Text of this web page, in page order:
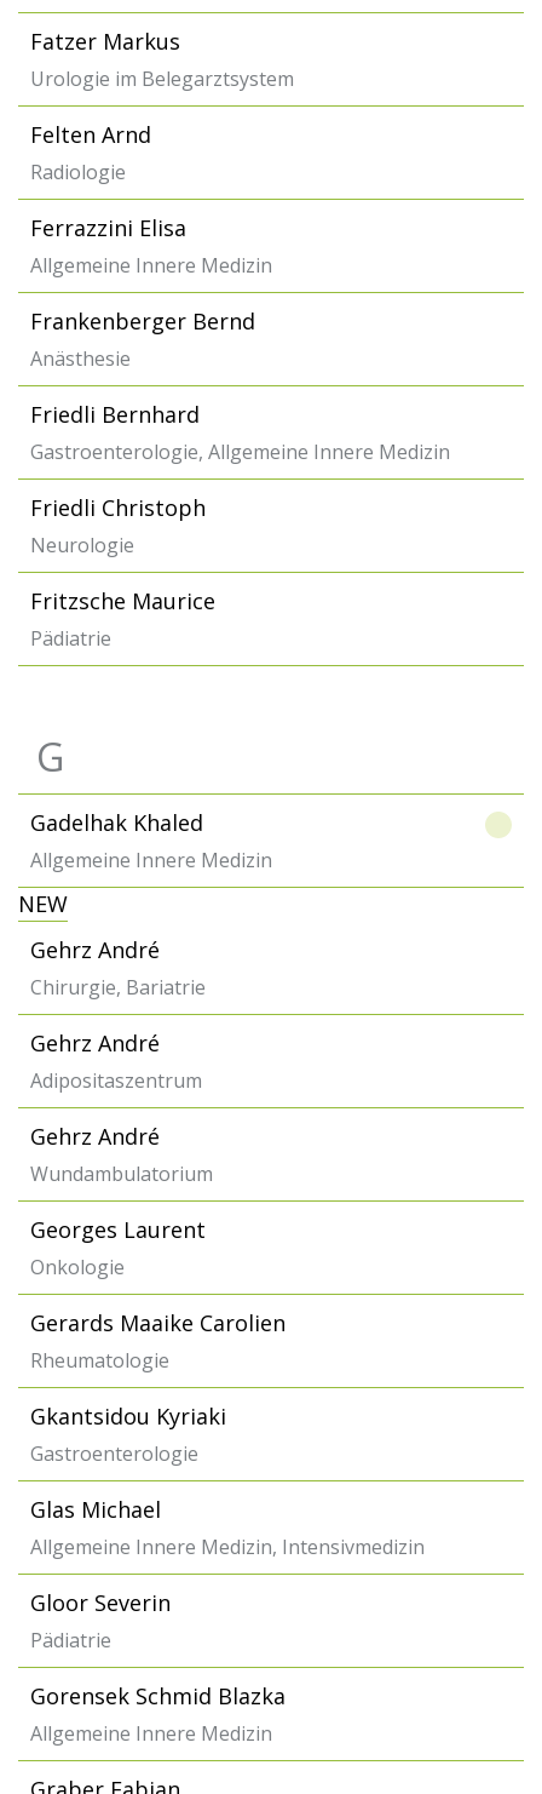
Fatzer Markus
Urologie im Belegarztsystem
Felten Arnd
Radiologie
Ferrazzini Elisa
Allgemeine Innere Medizin
Frankenberger Bernd
Anästhesie
Friedli Bernhard
Gastroenterologie, Allgemeine Innere Medizin
Friedli Christoph
Neurologie
Fritzsche Maurice
Pädiatrie
G
Gadelhak Khaled
Allgemeine Innere Medizin
NEW
Gehrz André
Chirurgie, Bariatrie
Gehrz André
Adipositaszentrum
Gehrz André
Wundambulatorium
Georges Laurent
Onkologie
Gerards Maaike Carolien
Rheumatologie
Gkantsidou Kyriaki
Gastroenterologie
Glas Michael
Allgemeine Innere Medizin, Intensivmedizin
Gloor Severin
Pädiatrie
Gorensek Schmid Blazka
Allgemeine Innere Medizin